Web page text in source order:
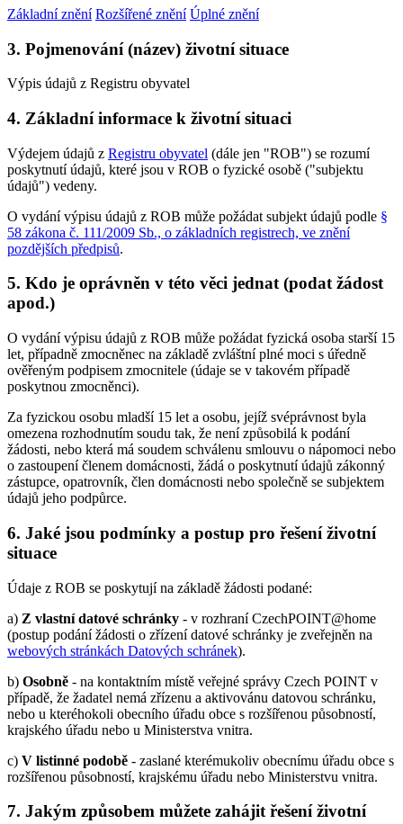
Základní znění Rozšířené znění Úplné znění
3. Pojmenování (název) životní situace
Výpis údajů z Registru obyvatel
4. Základní informace k životní situaci
Výdejem údajů z Registru obyvatel (dále jen "ROB") se rozumí
poskytnutí údajů, které jsou v ROB o fyzické osobě ("subjektu
údajů") vedeny.
O vydání výpisu údajů z ROB může požádat subjekt údajů podle §
58 zákona č. 111/2009 Sb., o základních registrech, ve znění
pozdějších předpisů.
5. Kdo je oprávněn v této věci jednat (podat žádost
apod.)
O vydání výpisu údajů z ROB může požádat fyzická osoba starší 15
let, případně zmocněnec na základě zvláštní plné moci s úředně
ověřeným podpisem zmocnitele (údaje se v takovém případě
poskytnou zmocněnci).
Za fyzickou osobu mladší 15 let a osobu, jejíž svéprávnost byla
omezena rozhodnutím soudu tak, že není způsobilá k podání
žádosti, nebo která má soudem schválenu smlouvu o nápomoci nebo
o zastoupení členem domácnosti, žádá o poskytnutí údajů zákonný
zástupce, opatrovník, člen domácnosti nebo společně se subjektem
údajů jeho podpůrce.
6. Jaké jsou podmínky a postup pro řešení životní
situace
Údaje z ROB se poskytují na základě žádosti podané:
a) Z vlastní datové schránky - v rozhraní CzechPOINT@home
(postup podání žádosti o zřízení datové schránky je zveřejněn na
webových stránkách Datových schránek).
b) Osobně - na kontaktním místě veřejné správy Czech POINT v
případě, že žadatel nemá zřízenu a aktivovánu datovou schránku,
nebo u kteréhokoli obecního úřadu obce s rozšířenou působností,
krajského úřadu nebo u Ministerstva vnitra.
c) V listinné podobě - zaslané kterémukoliv obecnímu úřadu obce s
rozšířenou působností, krajskému úřadu nebo Ministerstvu vnitra.
7. Jakým způsobem můžete zahájit řešení životní